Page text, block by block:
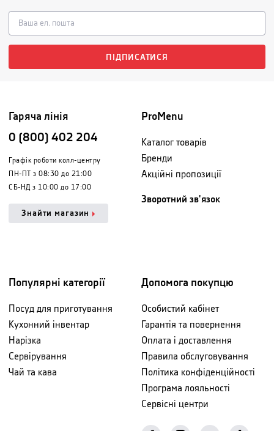
ПІДПИСАТИСЯ
Гаряча лінія
0 (800) 402 204
Графік роботи колл-центру
ПН-ПТ з 08:30 до 21:00
СБ-НД з 10:00 до 17:00
Знайти магазин
ProMenu
Каталог товарів
Бренди
Акційні пропозиції
Зворотний зв'язок
Популярні категорії
Посуд для приготування
Кухонний інвентар
Нарізка
Сервірування
Чай та кава
Допомога покупцю
Особистий кабінет
Гарантія та повернення
Оплата і доставлення
Правила обслуговування
Політика конфіденційності
Програма лояльності
Сервісні центри